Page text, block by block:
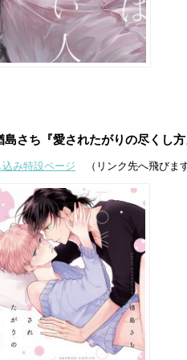
島さち『愛されたがりの尽くし
込み特設ページ （リンク先へ飛びま